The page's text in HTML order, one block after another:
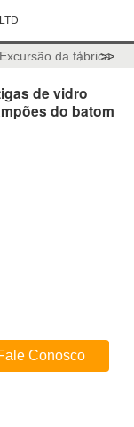
Excursão da fábrica
>>
de vidro
do batom
Conosco